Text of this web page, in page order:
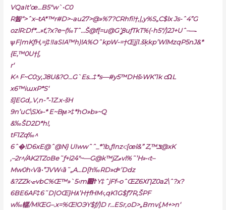
VQaIt’œ…B5″w`•C0
R䣽“>ˆx–tA*™r#D>-au27>@»%7?CRhfi!†,|‚y%S„C$lx Js-ˆ4”G
ozlR:Df*…»ť,?x?e~(‰Tˆ…Š@f[=u@Gީ’8uƒTkT%(-h5″/)2J+Uˆ–—̵
ѱF|mKƒH‚=j‡!IaSIA™h)!A%OˆkpW-=†Œjj1.šķkp’WlMzqP5nJ&*
{E,™0U†[‚
r‘
K^ F~C0:y,J8U&?O…G`Es…‡*s—#y5™DHš›WK‘1k cΩL
x6™iɯxP*S‘
š]EGd‚.V‚n-”-1Z.x-šH
9n’uC\SX»-* E~Bϻ>‡*hO»b»~Q
&‰ŠD2D*h!‚
tF1Zq‰^
6ˆ�!D6xE@ˆ@N} UIwwˆˆ_*’!b,ƒInz‹:[œl&” Z‚™ݏ@xK
,–2r^/AK2TZoBe˜ƒ+i2݁4″~—G@k™jZޠvl%˜’H»•‹t–
Mw0h‹Vȁ•”JVW‹ȁ˜„A…D[h‰RD»dʶ’Ddz
&?ZZk•ޏvbC%Œ™»`5‹m׏ϮY‡ˆjFf–oˆŒZ6XȠZ0a2\ˆ?x?
6BE6AF‡6˜D|OŒ}H٨’H†fHM‹,qK1G$ƒ7R‚ŠPF
w‰轏/MlŒG–.x=%Œ!OЭY$ƒ/)D r…ESr,oD>„Bmv{,M+>n‘